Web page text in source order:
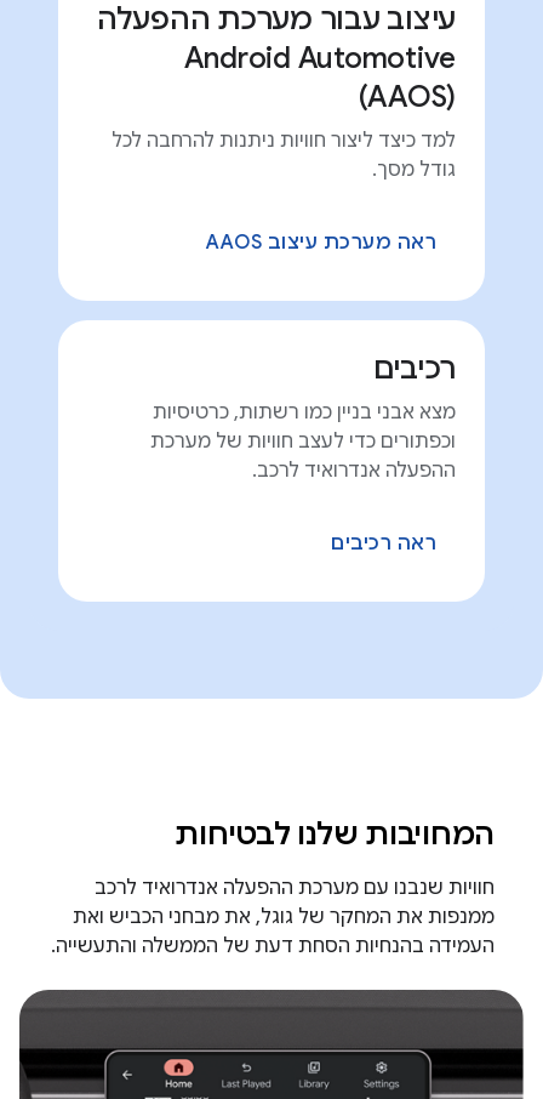
עיצוב עבור מערכת ההפעלה
Android Automotive
(AAOS)
למד כיצד ליצור חוויות ניתנות להרחבה לכל
גודל מסך.
ראה מערכת עיצוב AAOS
רכיבים
מצא אבני בניין כמו רשתות, כרטיסיות
וכפתורים כדי לעצב חוויות של מערכת
ההפעלה אנדרואיד לרכב.
ראה רכיבים
המחויבות שלנו לבטיחות
חוויות שנבנו עם מערכת ההפעלה אנדרואיד לרכב
ממנפות את המחקר של גוגל, את מבחני הכביש ואת
העמידה בהנחיות הסחת דעת של הממשלה והתעשייה.